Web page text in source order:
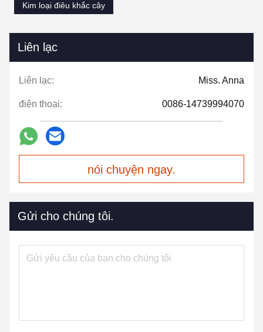
Kim loại điêu khắc cây
Liên lạc
Liên lạc: Miss. Anna
điện thoại: 0086-14739994070
nói chuyện ngay.
Gửi cho chúng tôi.